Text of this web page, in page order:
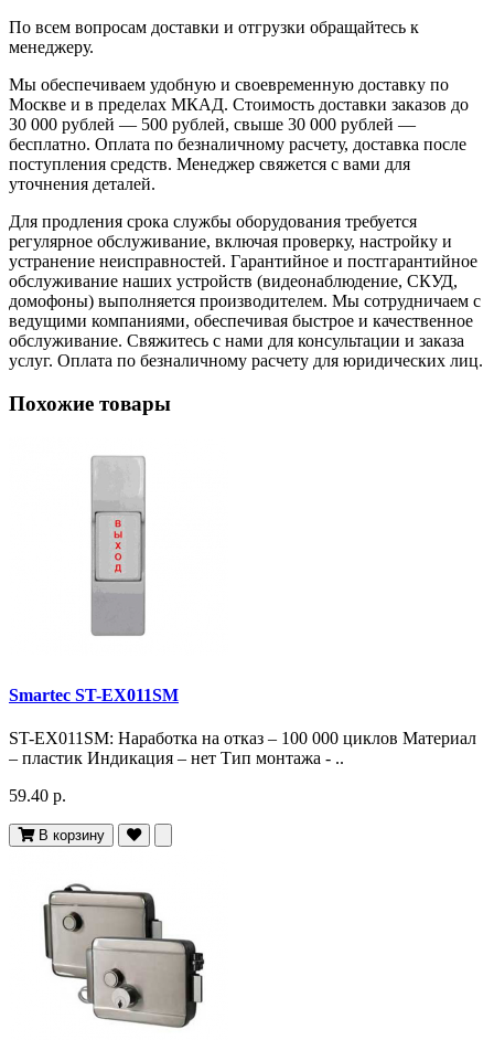
По всем вопросам доставки и отгрузки обращайтесь к
менеджеру.
Мы обеспечиваем удобную и своевременную доставку по
Москве и в пределах МКАД. Стоимость доставки заказов до
30 000 рублей — 500 рублей, свыше 30 000 рублей —
бесплатно. Оплата по безналичному расчету, доставка после
поступления средств. Менеджер свяжется с вами для
уточнения деталей.
Для продления срока службы оборудования требуется
регулярное обслуживание, включая проверку, настройку и
устранение неисправностей. Гарантийное и постгарантийное
обслуживание наших устройств (видеонаблюдение, СКУД,
домофоны) выполняется производителем. Мы сотрудничаем с
ведущими компаниями, обеспечивая быстрое и качественное
обслуживание. Свяжитесь с нами для консультации и заказа
услуг. Оплата по безналичному расчету для юридических лиц.
Похожие товары
Smartec ST-EX011SM
ST-EX011SM: Наработка на отказ – 100 000 циклов Материал
– пластик Индикация – нет Тип монтажа - ..
59.40 р.
В корзину